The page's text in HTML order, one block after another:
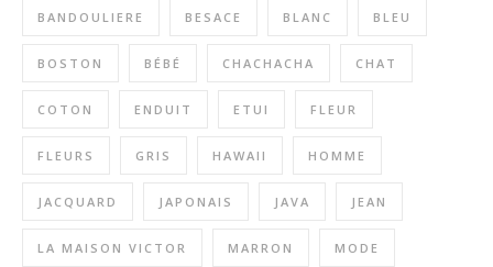
BANDOULIERE BESACE BLANC BLEU
BOSTON BÉBÉ CHACHACHA CHAT
COTON ENDUIT ETUI FLEUR
FLEURS GRIS HAWAII HOMME
JACQUARD JAPONAIS JAVA JEAN
LA MAISON VICTOR MARRON MODE